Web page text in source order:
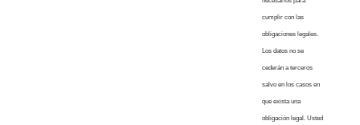
cumplir con las
obligaciones legales.
Los datos no se
cederán a terceros
salvo en los casos en
que exista una
obligación legal. Usted